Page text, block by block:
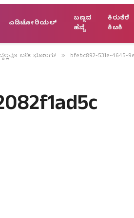
ಎಡಿಟೋರಿಯಲ್
ಬಣ್ಣದ
ಹೆಜ್ಜೆ
ಕಿರುತೆರೆ
ಕಿಟಕಿ
ಬರೀ ಭೋಂಗು! » bfebc892-531e-4645-